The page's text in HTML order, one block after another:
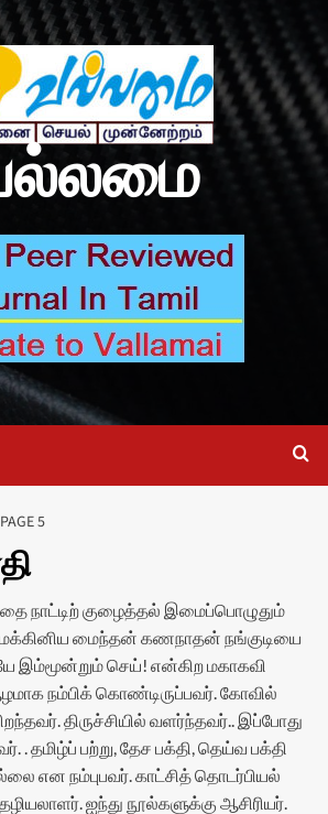
PAGE 5
நாட்டிற் குழைத்தல் இமைப்பொழுதும்
மைந்தன் கணநாதன் நங்குடியை
இம்மூன்றும் செய்! என்கிற மகாகவி
நம்பிக் கொண்டிருப்பவர். கோவில்
திருச்சியில் வளர்ந்தவர்.. இப்போது
. தமிழ்ப் பற்று, தேச பக்தி, தெய்வ பக்தி
என நம்புபவர். காட்சித் தொடர்பியல்
ஐந்து நூல்களுக்கு ஆசிரியர்.